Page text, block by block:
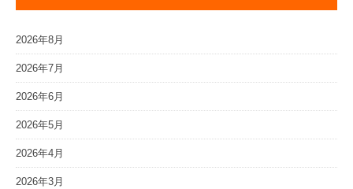
2026年8月
2026年7月
2026年6月
2026年5月
2026年4月
2026年3月